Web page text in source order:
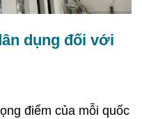
dụng đối với
điểm của mỗi quốc